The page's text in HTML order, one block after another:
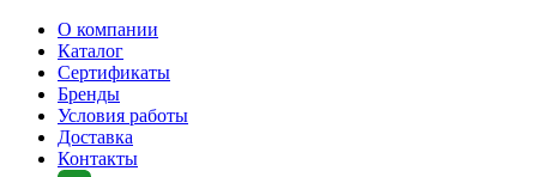
О компании
Каталог
Сертификаты
Бренды
Условия работы
Доставка
Контакты